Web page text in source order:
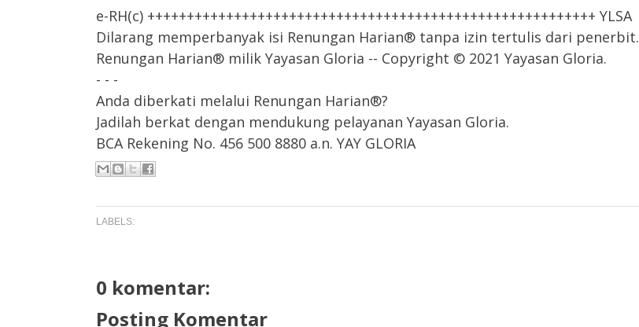
e-RH(c) +++++++++++++++++++++++++++++++++++++++++++++++++++++++++ YLSA
Dilarang memperbanyak isi Renungan Harian® tanpa izin tertulis dari penerbit.
Renungan Harian® milik Yayasan Gloria -- Copyright © 2021 Yayasan Gloria.
- - -
Anda diberkati melalui Renungan Harian®?
Jadilah berkat dengan mendukung pelayanan Yayasan Gloria.
BCA Rekening No. 456 500 8880 a.n. YAY GLORIA
LABELS:
0 komentar:
Posting Komentar